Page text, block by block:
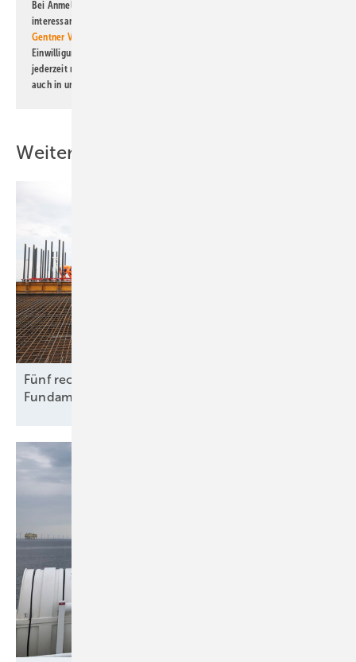
Bei Anmeldung zu diesem Newsletter bin ich damit einverstanden, über
interessante Verlags- und Online-Angebote
Gentner Verlag GmbH & Co. KG
Einwilligung kann ich jederzeit widerrufen und eine Abmeldung ist
jederzeit möglich. Informationen zum Umgang mit Daten finden Sie
auch in unserer
Weitere Inhalte
Fünf rechtliche Fallstricke beim Rückbau von
Fundamenten